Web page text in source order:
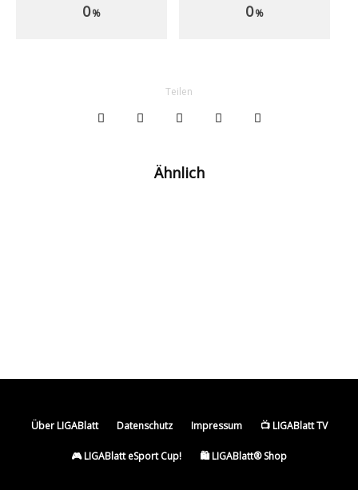
0% 0%
Teilen
Ähnlich
Über LIGABlatt Datenschutz Impressum 📺 LIGABlatt TV
🎮 LIGABlatt eSport Cup! 🛍️ LIGABlatt® Shop